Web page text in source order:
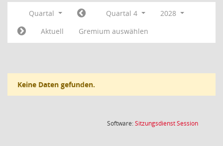
Quartal Quartal 4
2028
Aktuell
Gremium auswählen
Keine Daten gefunden.
Software:SitzungsdienstSession(Wird in